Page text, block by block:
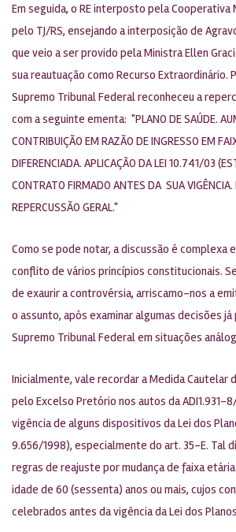
Em seguida, o RE interposto pela Cooperativa
pelo TJ/RS, ensejando a interposição de
que veio a ser provido pela Ministra Ellen
sua reautuação como Recurso Extraordinário.
Supremo Tribunal Federal reconheceu a
com a seguinte ementa: "PLANO DE SAÚDE.
CONTRIBUIÇÃO EM RAZÃO DE INGRESSO EM
DIFERENCIADA. APLICAÇÃO DA LEI 10.741/03
CONTRATO FIRMADO ANTES DA SUA VIGÊNCIA.
REPERCUSSÃO GERAL."
Como se pode notar, a discussão é complexa
conflito de vários princípios constitucionais.
de exaurir a controvérsia, arriscamo-nos a
o assunto, após examinar algumas decisões
Supremo Tribunal Federal em situações
Inicialmente, vale recordar a Medida Cautelar
pelo Excelso Pretório nos autos da ADI1.931-
vigência de alguns dispositivos da Lei dos
9.656/1998), especialmente do art. 35-E. Tal
regras de reajuste por mudança de faixa
idade de 60 (sessenta) anos ou mais, cujos
celebrados antes da vigência da Lei dos